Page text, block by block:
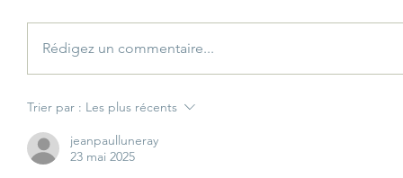
Rédigez un commentaire...
Trier par : Les plus récents
jeanpaulluneray
23 mai 2025